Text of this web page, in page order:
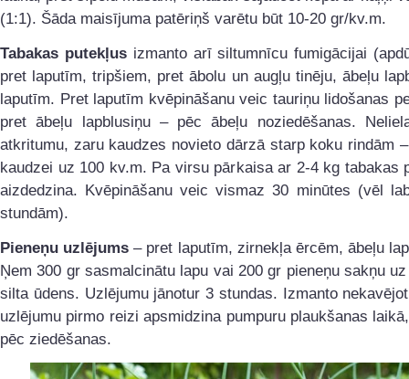
(1:1). Šāda maisījuma patēriņš varētu būt 10-20 gr/kv.m.
Tabakas putekļusizmanto arī siltumnīcu fumigācijai
pret laputīm, tripšiem, pret ābolu un augļu tinēju, ābeļu
laputīm. Pret laputīm kvēpināšanu veic tauriņu lidošanas
pret ābeļu lapblusiņu – pēc ābeļu noziedēšanas.
atkritumu, zaru kaudzes novieto dārzā starp koku rindām
kaudzei uz 100 kv.m. Pa virsu pārkaisa ar 2-4 kg tabakas
aizdedzina. Kvēpināšanu veic vismaz 30 minūtes (vēl
stundām).
Pieneņu uzlējums – pret laputīm, zirnekļa ērcēm, ābeļu
Ņem 300 gr sasmalcinātu lapu vai 200 gr pieneņu sakņu
silta ūdens. Uzlējumu jānotur 3 stundas. Izmanto
uzlējumu pirmo reizi apsmidzina pumpuru plaukšanas
pēc ziedēšanas.